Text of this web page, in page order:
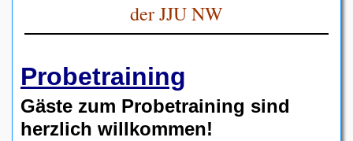
der JJU NW
Probetraining
Gäste zum Probetraining sind
herzlich willkommen!